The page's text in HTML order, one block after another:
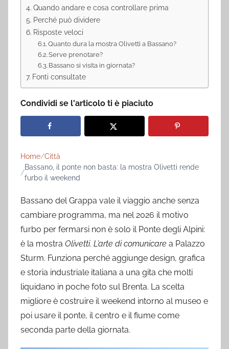
Quando andare e cosa controllare prima
Perché può dividere
Risposte veloci
Quanto dura la mostra Olivetti a Bassano?
Serve prenotare?
Bassano si visita in giornata?
Fonti consultate
Condividi se l'articolo ti è piaciuto
Home Città
Bassano, il ponte non basta: la mostra Olivetti rende
furbo il weekend
Bassano del Grappa vale il viaggio anche senza
cambiare programma, ma nel 2026 il motivo
furbo per fermarsi non è solo il Ponte degli Alpini:
è la mostra Olivetti. L’arte di comunicare a Palazzo
Sturm. Funziona perché aggiunge design, grafica
e storia industriale italiana a una gita che molti
liquidano in poche foto sul Brenta. La scelta
migliore è costruire il weekend intorno al museo e
poi usare il ponte, il centro e il fiume come
seconda parte della giornata.